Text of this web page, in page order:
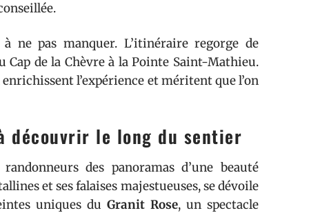
à ne pas manquer. L’itinéraire regorge de
Cap de la Chèvre à la Pointe Saint-Mathieu.
l’expérience et méritent que l’on
découvrir le long du sentier
des panoramas d’une beauté
et ses falaises majestueuses, se dévoile
uniques du Granit Rose, un spectacle